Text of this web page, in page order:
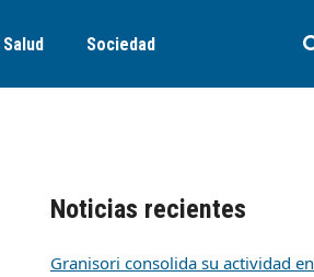
Salud Sociedad
Noticias recientes
Granisori consolida su actividad en